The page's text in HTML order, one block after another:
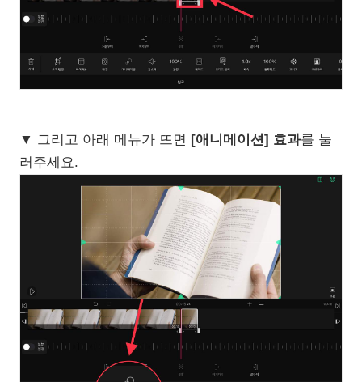
▼ 그리고 아래 메뉴가 뜨면 [애니메이션] 효과를 눌
러주세요.